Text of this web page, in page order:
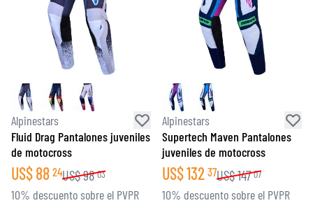
Alpinestars
Fluid Drag Pantalones juveniles
de motocross
US$88 24US$98 03
10% descuento sobre el PVPR
Alpinestars
Supertech Maven Pantalones
juveniles de motocross
US$132 37US$147 07
10% descuento sobre el PVPR